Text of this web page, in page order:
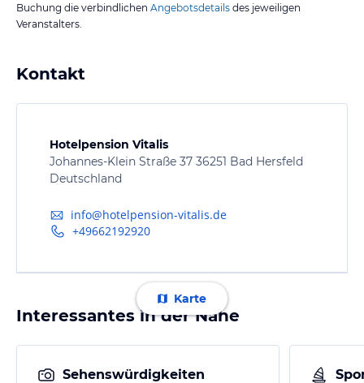
Buchung die verbindlichen Angebotsdetails des jeweiligen
Veranstalters.
Kontakt
Hotelpension Vitalis
Johannes-Klein Straße 37 36251 Bad Hersfeld
Deutschland
info@hotelpension-vitalis.de
+49662192920
Karte
Interessantes in der Nähe
Sehenswürdigkeiten